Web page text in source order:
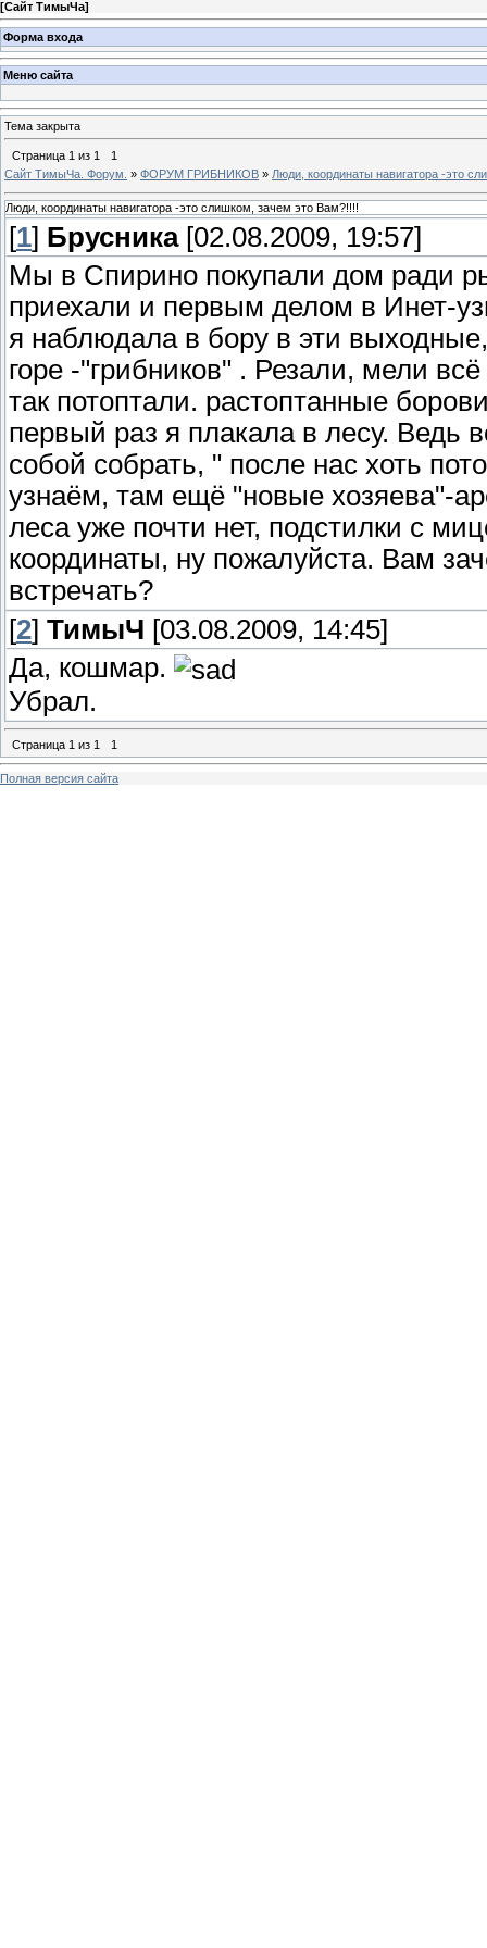
[Сайт ТимыЧа]
Форма входа
Меню сайта
Тема закрыта
Страница 1 из 1
1
Сайт ТимыЧа. Форум. » ФОРУМ ГРИБНИКОВ » Люди, координаты навигатора -это
Люди, координаты навигатора -это слишком, зачем это Вам?!!!!
[1] Брусника[02.08.2009, 19:57]
Мы в Спирино покупали дом ради
приехали и первым делом в Инет-
я наблюдала в бору в эти
горе -"грибников" . Резали, мели
так потоптали. растоптанные
первый раз я плакала в лесу. Ведь
собой собрать, " после нас хоть
узнаём, там ещё "новые хозяева"-
леса уже почти нет, подстилки с
координаты, ну пожалуйста. Вам
встречать?
[2] ТимыЧ [03.08.2009, 14:45]
Да, кошмар.
Убрал.
Страница 1 из 1 1
Полная версия сайта